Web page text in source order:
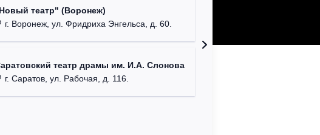
театр" (Воронеж)
г. Воронеж, ул. Фридриха Энгельса, д. 60.
театр драмы им. И.А. Слонова
г. Саратов, ул. Рабочая, д. 116.